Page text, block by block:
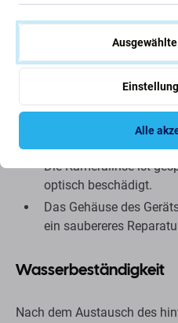
Wann muss dieses
Das originale hintere
ist zerkratzt oder rissig.
Das hintere Gehäuse
Die Kameralinse ist
optisch beschädigt.
Das Gehäuse des
ein saubereres
Wasserbeständigkeit
Nach dem Austausch des
Alle